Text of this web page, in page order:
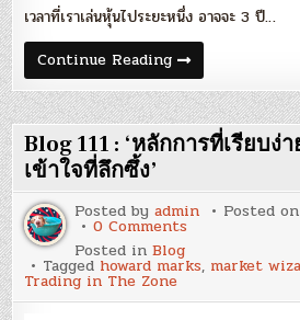
เวลาที่เราเล่นหุ้นไประยะหนึ่ง อาจจะ 3 ปี…
Continue ReadingBlog
112
:
‘กรอบ
ความ
คิด
และ
Blog 111 : ‘หลักการที่เรียบง่
เข้าใจที่ลึกซึ้ง’
Posted byadmin Posted
0 Comments
111
:
การ
Posted inBlog
Tagged howard marks, market
Trading in The Zone